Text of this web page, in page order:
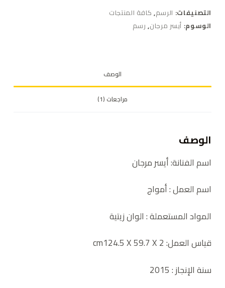
التصنيفات: الرسم, كافة المنتجات
الوسوم: أيسر مرجان, رسم
الوصف
مراجعات (1)
الوصف
اسم الفنانة: أيسر مرجان
اسم العمل : أمواج
المواد المستعملة :الوان زيتية
قياس العمل: cm124.5 X 59.7 X 2
سنة الإنجاز :2015